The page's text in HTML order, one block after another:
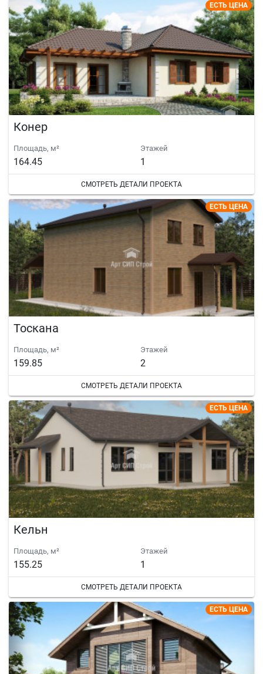
ЕСТЬ ЦЕНА
Конер
Площадь, м²
164.45
Этажей
1
СМОТРЕТЬ ДЕТАЛИ ПРОЕКТА
ЕСТЬ ЦЕНА
Тоскана
Площадь, м²
159.85
Этажей
2
СМОТРЕТЬ ДЕТАЛИ ПРОЕКТА
ЕСТЬ ЦЕНА
Кельн
Площадь, м²
155.25
Этажей
1
СМОТРЕТЬ ДЕТАЛИ ПРОЕКТА
ЕСТЬ ЦЕНА